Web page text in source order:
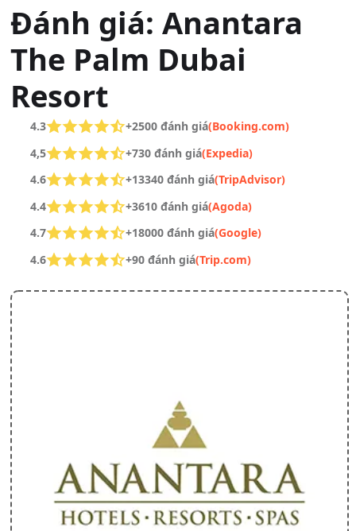
Đánh giá: Anantara
The Palm Dubai
Resort
+2500 đánh giá(Booking.com)
4.3
+730 đánh giá(Expedia)
4,5
+13340 đánh giá(TripAdvisor)
4.6
+3610 đánh giá(Agoda)
4.4
+18000 đánh giá(Google)
4.7
+90 đánh giá(Trip.com)
4.6